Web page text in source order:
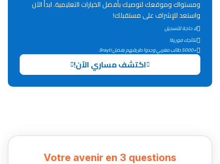
التعليم الثانوي التأهيلي
Collège au Maroc
التعليم الثانوي الإعدادي
+ de 89 Interviews/Vidéos
ومستواك وموقعك لتوصيك بأفضل الخيارات التعليمية. ابدأ الآن
واستعد للإشراف على مستقبلك!
لا حاجة للتسجيل
نتائجك فورية!
+5000 طالب مغربي وجدوا طريقهم بفضل 9rayti.
اكتشف مساري الآن!
Votre avenir en 3 questions